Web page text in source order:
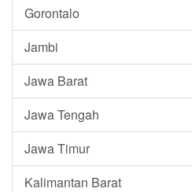
Gorontalo
Jambi
Jawa Barat
Jawa Tengah
Jawa Timur
Kalimantan Barat